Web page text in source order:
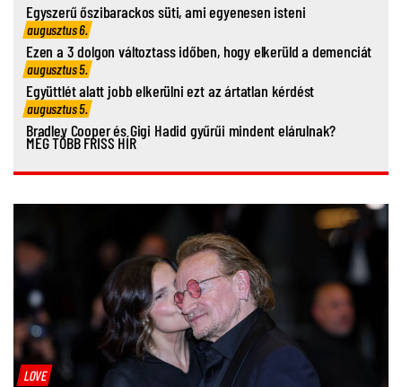
Egyszerű őszibarackos süti, ami egyenesen isteni
augusztus 6.
Ezen a 3 dolgon változtass időben, hogy elkerüld a demenciát
augusztus 5.
Együttlét alatt jobb elkerülni ezt az ártatlan kérdést
augusztus 5.
Bradley Cooper és Gigi Hadid gyűrűi mindent elárulnak?
MÉG TÖBB FRISS HÍR
LOVE